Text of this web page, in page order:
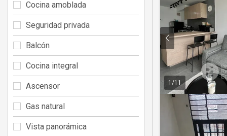
1 /11
Cocina amoblada
Seguridad privada
Balcón
Cocina integral
Ascensor
Gas natural
Vista panorámica